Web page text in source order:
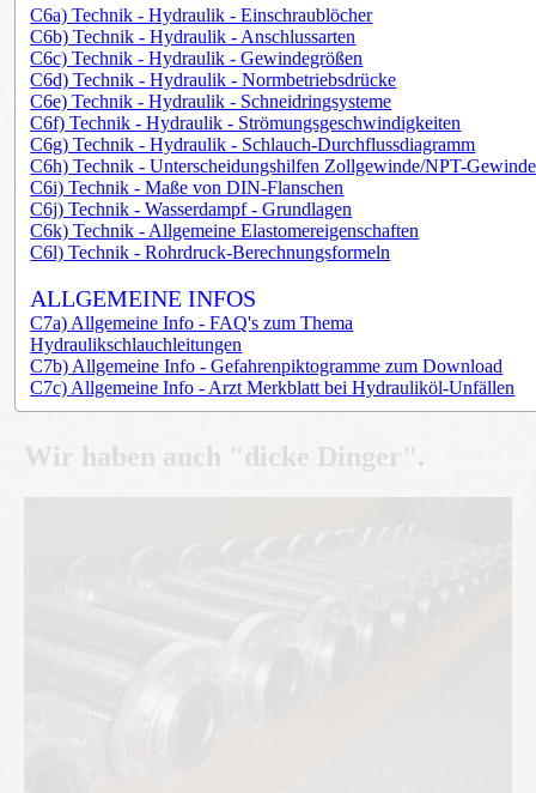
C6a) Technik - Hydraulik - Einschraublöcher
C6b) Technik - Hydraulik - Anschlussarten
C6c) Technik - Hydraulik - Gewindegrößen
C6d) Technik - Hydraulik - Normbetriebsdrücke
C6e) Technik - Hydraulik - Schneidringsysteme
C6f) Technik - Hydraulik - Strömungsgeschwindigkeiten
C6g) Technik - Hydraulik - Schlauch-Durchflussdiagramm
C6h) Technik - Unterscheidungshilfen Zollgewinde/NPT-Gewinde
C6i) Technik - Maße von DIN-Flanschen
C6j) Technik - Wasserdampf - Grundlagen
C6k) Technik - Allgemeine Elastomereigenschaften
C6l) Technik - Rohrdruck-Berechnungsformeln
ALLGEMEINE INFOS
C7a) Allgemeine Info - FAQ's zum Thema
Hydraulikschlauchleitungen
C7b) Allgemeine Info - Gefahrenpiktogramme zum Download
C7c) Allgemeine Info - Arzt Merkblatt bei Hydrauliköl-Unfällen
Wir haben auch "dicke Dinger".